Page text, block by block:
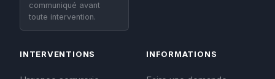
communiqué avant
toute intervention.
INTERVENTIONS INFORMATIONS